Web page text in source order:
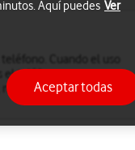
el teléfono.
necesitasel código PUK
Aquí puedes Ver
Aceptar todas